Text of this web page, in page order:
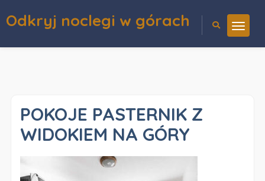
Odkryj noclegi w górach
POKOJE PASTERNIK Z
WIDOKIEM NA GÓRY